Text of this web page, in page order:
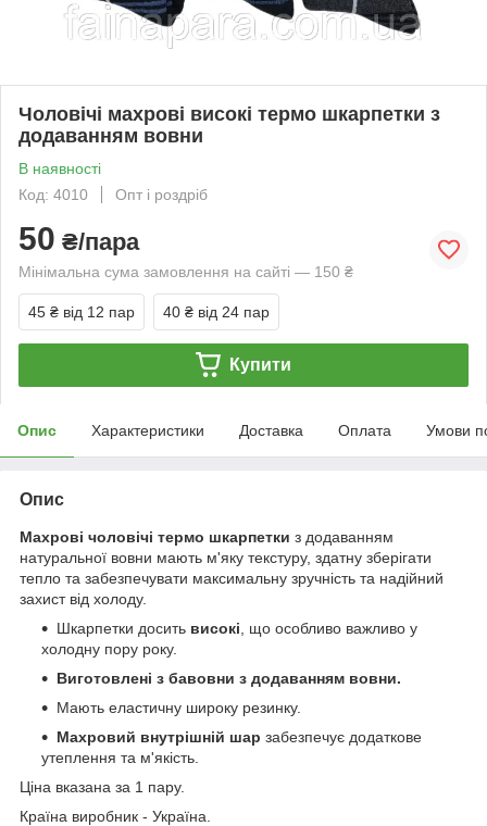
Чоловічі махрові високі термо шкарпетки з
додаванням вовни
В наявності
Код: 4010
Опт і роздріб
50 ₴/пара
Мінімальна сума замовлення на сайті — 150 ₴
45 ₴ від 12 пар 40 ₴ від 24 пар
Купити
Опис Характеристики Доставка Оплата Умови
Опис
Махрові чоловічі термо шкарпетки з додаванням
натуральної вовни мають м'яку текстуру, здатну зберігати
тепло та забезпечувати максимальну зручність та надійний
захист від холоду.
Шкарпетки досить високі , що особливо важливо у
холодну пору року.
Виготовлені з бавовни з додаванням вовни.
Мають еластичну широку резинку.
Махровий внутрішній шар забезпечує додаткове
утеплення та м'якість.
Ціна вказана за 1 пару.
Країна виробник - Україна.